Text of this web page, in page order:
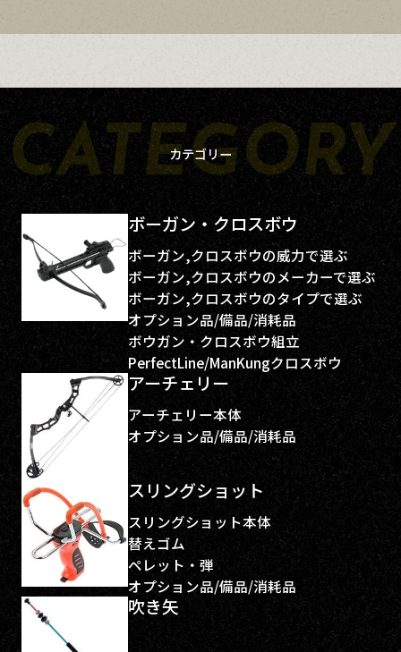
カテゴリー
ボーガン・クロスボウ
ボーガン,クロスボウの威力で選ぶ
ボーガン,クロスボウのメーカーで選ぶ
ボーガン,クロスボウのタイプで選ぶ
オプション品/備品/消耗品
ボウガン・クロスボウ組立
PerfectLine/ManKungクロスボウ
アーチェリー
アーチェリー本体
オプション品/備品/消耗品
スリングショット
スリングショット本体
替えゴム
ペレット・弾
オプション品/備品/消耗品
吹き矢